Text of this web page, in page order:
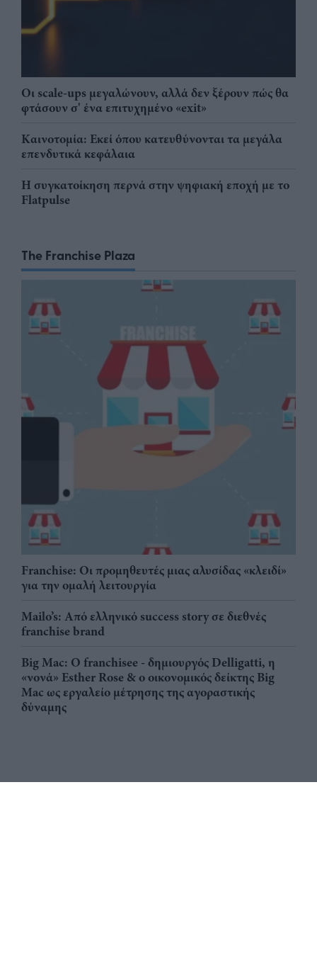
Οι scale-ups μεγαλώνουν, αλλά δεν ξέρουν πώς θα
φτάσουν σ' ένα επιτυχημένο «exit»
Καινοτομία: Εκεί όπου κατευθύνονται τα μεγάλα
επενδυτικά κεφάλαια
Η συγκατοίκηση περνά στην ψηφιακή εποχή με το
Flatpulse
The Franchise Plaza
Franchise: Οι προμηθευτές μιας αλυσίδας «κλειδί»
για την ομαλή λειτουργία
Mailo’s: Από ελληνικό success story σε διεθνές
franchise brand
Big Mac: Ο franchisee - δημιουργός Delligatti, η
«νονά» Esther Rose & ο οικονομικός δείκτης Big
Mac ως εργαλείο μέτρησης της αγοραστικής
δύναμης